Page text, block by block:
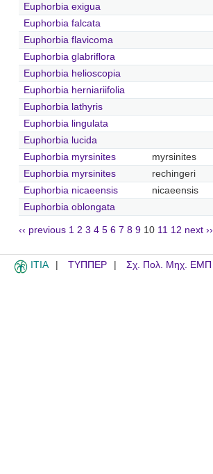
Euphorbia exigua
Euphorbia falcata
Euphorbia flavicoma
Euphorbia glabriflora
Euphorbia helioscopia
Euphorbia herniariifolia
Euphorbia lathyris
Euphorbia lingulata
Euphorbia lucida
Euphorbia myrsinites
myrsinites
Euphorbia myrsinites
rechingeri
Euphorbia nicaeensis
nicaeensis
Euphorbia oblongata
‹‹ previous 1 2 3 4 5 6 7 8 9 10 11 12 next ››
ITIA ΤΥΠΠΕΡ Σχ. Πολ. Μηχ. ΕΜΠ